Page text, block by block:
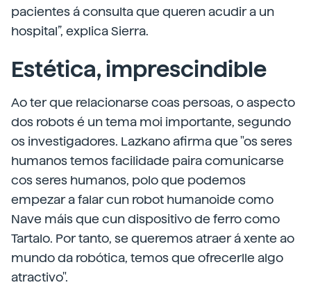
pacientes á consulta que queren acudir a un
hospital”, explica Sierra.
Estética, imprescindible
Ao ter que relacionarse coas persoas, o aspecto
dos robots é un tema moi importante, segundo
os investigadores. Lazkano afirma que "os seres
humanos temos facilidade paira comunicarse
cos seres humanos, polo que podemos
empezar a falar cun robot humanoide como
Nave máis que cun dispositivo de ferro como
Tartalo. Por tanto, se queremos atraer á xente ao
mundo da robótica, temos que ofrecerlle algo
atractivo".